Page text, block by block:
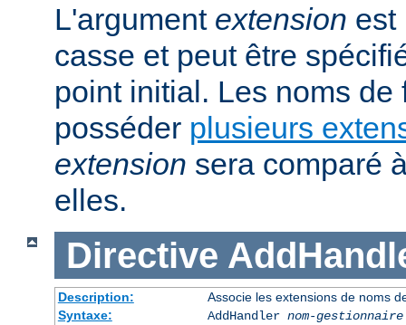
L'argument extension est
casse et peut être
point initial. Les noms de
posséder plusieurs
extension sera comparé
elles.
Directive
Description:
Associe les extensions de noms
Syntaxe:
AddHandler nom-gestionnaire